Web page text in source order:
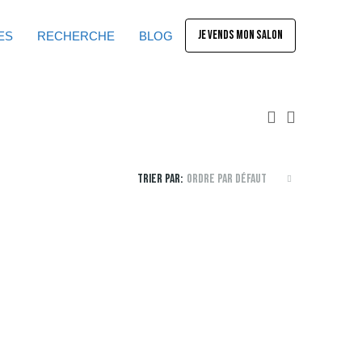
RECHERCHE BLOG JE VENDS MON SALON
Trier par: Ordre par défaut